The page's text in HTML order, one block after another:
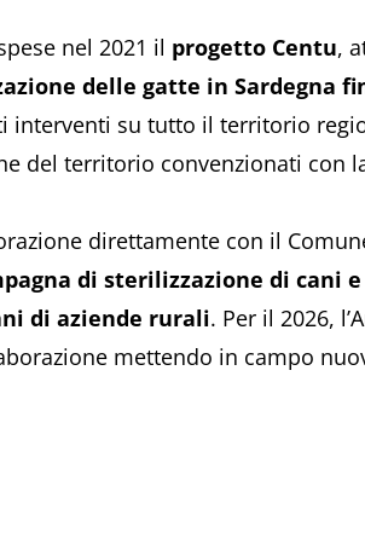
nel 2021 il progetto Centu,
delle gatte in Sardegna
interventi su tutto il territorio
del territorio convenzionati con
direttamente con il
di sterilizzazione di cani
di aziende rurali. Per il 2026,
mettendo in campo